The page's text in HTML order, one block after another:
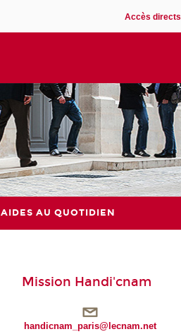
Accès directs
AIDES AU QUOTIDIEN
Mission Handi'cnam
handicnam_paris@lecnam.net